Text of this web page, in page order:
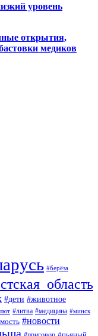
уровень
открытия,
медиков
#берёза
#дети #животное
#литва #медицина #минск
#новости